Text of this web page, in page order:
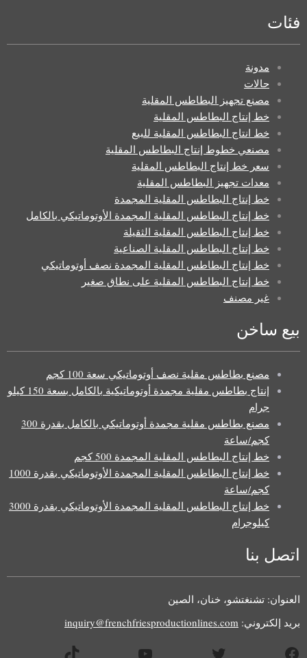
فئات
مدونة
حالات
مصنع تجهيز البطاطس المقلية
خط إنتاج البطاطس المقلية
خط انتاج البطاطس المقلية للبيع
مصنعي خطوط إنتاج البطاطس المقلية
سعر خط إنتاج البطاطس المقلية
معدات تجهيز البطاطس المقلية
خط إنتاج البطاطس المقلية المجمدة
خط إنتاج البطاطس المقلية المجمدة الأوتوماتيكي بالكامل
خط إنتاج البطاطس المقلية الثقيلة
خط إنتاج البطاطس المقلية الصناعية
خط إنتاج البطاطس المقلية المجمدة نصف أوتوماتيكي
خط إنتاج البطاطس المقلية على نطاق صغير
غير مصنف
بيع ساخن
مصنع بطاطس مقلية نصف أوتوماتيكي سعة 100 كجم
إنتاج بطاطس مقلية مجمدة أوتوماتيكية بالكامل بسعة 150 كيلو
جرام
مصنع بطاطس مقلية مجمدة أوتوماتيكي بالكامل بقدرة 300
كجم/ساعة
خط إنتاج البطاطس المقلية المجمدة 500 كجم
خط إنتاج البطاطس المقلية المجمدة الأوتوماتيكي بقدرة 1000
كجم/ساعة
خط إنتاج البطاطس المقلية المجمدة الأوتوماتيكي بقدرة 3000
كيلوجرام
اتصل بنا
العنوان: تشنغتشو، خنان، الصين
بريد إلكتروني:inquiry@frenchfriesproductionlines.com
فيسبوك تويتر يوتيوب تيك توك
Uzbek